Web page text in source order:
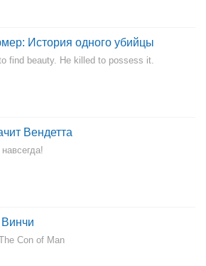
История одного убийцы
find beauty. He killed to possess it.
Вендетта
Con of Man